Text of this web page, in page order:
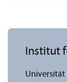
Institut